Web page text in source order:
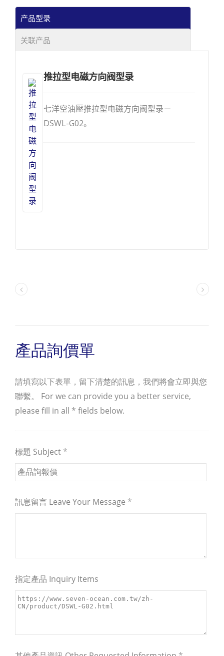
产品型录
关联产品
推拉型电磁方向阀型录
七洋空油壓推拉型电磁方向阀型录－
DSWL-G02。